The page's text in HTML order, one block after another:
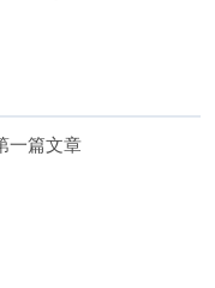
一篇文章